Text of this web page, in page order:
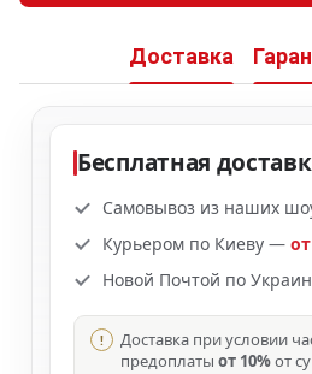
Доставка
Бесплатная
Самовывоз из наших
Курьером по Киеву —
Новой Почтой по
Доставка при условии
предоплаты от 10%от